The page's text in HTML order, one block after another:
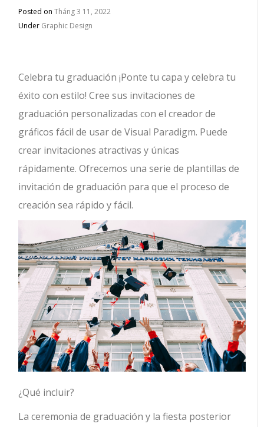
Posted onTháng 3 11, 2022
Under Graphic Design
Celebra tu graduación ¡Ponte tu capa y celebra tu
éxito con estilo! Cree sus invitaciones de
graduación personalizadas con el creador de
gráficos fácil de usar de Visual Paradigm. Puede
crear invitaciones atractivas y únicas
rápidamente. Ofrecemos una serie de plantillas de
invitación de graduación para que el proceso de
creación sea rápido y fácil.
¿Qué incluir?
La ceremonia de graduación y la fiesta posterior